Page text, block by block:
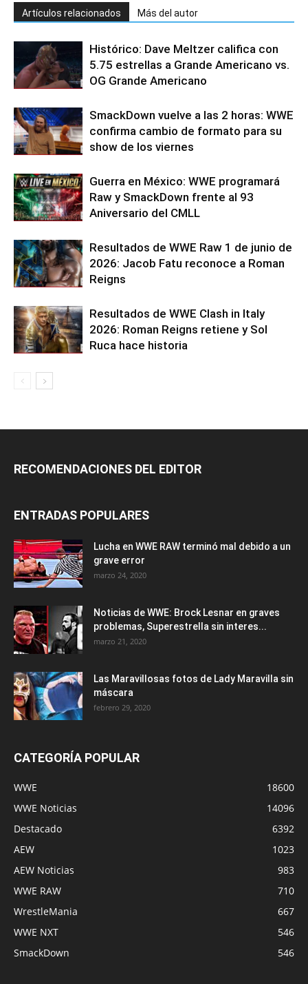
Artículos relacionados Más del autor
Histórico: Dave Meltzer califica con
5.75 estrellas a Grande Americano vs.
OG Grande Americano
SmackDown vuelve a las 2 horas: WWE
confirma cambio de formato para su
show de los viernes
Guerra en México: WWE programará
Raw y SmackDown frente al 93
Aniversario del CMLL
Resultados de WWE Raw 1 de junio de
2026: Jacob Fatu reconoce a Roman
Reigns
Resultados de WWE Clash in Italy
2026: Roman Reigns retiene y Sol
Ruca hace historia
RECOMENDACIONES DEL EDITOR
ENTRADAS POPULARES
Lucha en WWE RAW terminó mal debido a un
grave error
marzo 24, 2020
Noticias de WWE: Brock Lesnar en graves
problemas, Superestrella sin interes...
marzo 21, 2020
Las Maravillosas fotos de Lady Maravilla sin
máscara
febrero 29, 2020
CATEGORÍA POPULAR
WWE
18600
WWE Noticias
14096
Destacado
6392
AEW
1023
AEW Noticias
983
WWE RAW
710
WrestleMania
667
WWE NXT
546
SmackDown
546